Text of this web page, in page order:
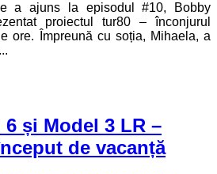
a ajuns la episodul #10, Bobby
proiectul tur80 – înconjurul
ore. Împreună cu soția, Mihaela, a
6 și Model 3 LR –
de vacanță